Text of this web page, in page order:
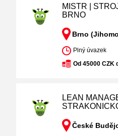
MISTR |
BRNO
Brno
Plný úvazek
Od 45000 CZK
LEAN
České